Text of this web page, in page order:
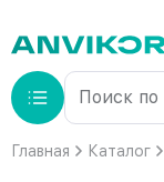
Главная Каталог